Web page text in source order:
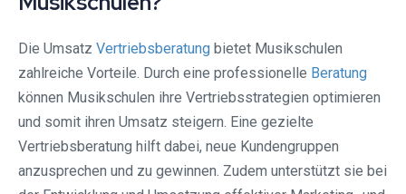
Die Umsatz Vertriebsberatung bietet Musikschulen
zahlreiche Vorteile. Durch eine professionelle Beratung
können Musikschulen ihre Vertriebsstrategien optimieren
und somit ihren Umsatz steigern. Eine gezielte
Vertriebsberatung hilft dabei, neue Kundengruppen
anzusprechen und zu gewinnen. Zudem unterstützt sie bei